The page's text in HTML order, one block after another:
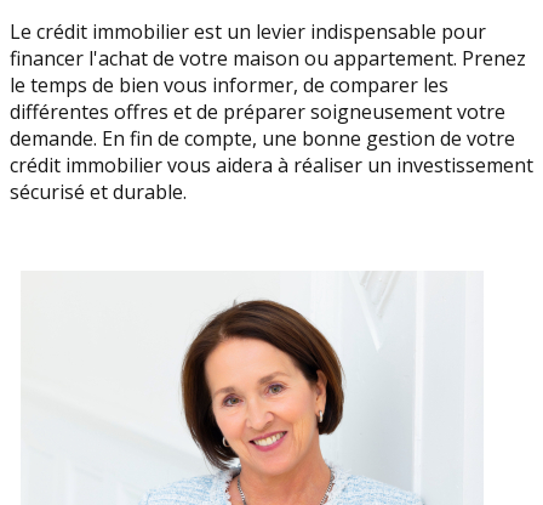
Le crédit immobilier est un levier indispensable pour
financer l'achat de votre maison ou appartement. Prenez
le temps de bien vous informer, de comparer les
différentes offres et de préparer soigneusement votre
demande. En fin de compte, une bonne gestion de votre
crédit immobilier vous aidera à réaliser un investissement
sécurisé et durable.